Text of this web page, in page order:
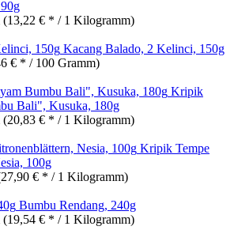
(13,22 € * / 1 Kilogramm)
Kacang Balado, 2 Kelinci, 150g
€ * / 100 Gramm)
Kripik
Bali", Kusuka, 180g
(20,83 € * / 1 Kilogramm)
Kripik Tempe
100g
€ * / 1 Kilogramm)
Bumbu Rendang, 240g
(19,54 € * / 1 Kilogramm)